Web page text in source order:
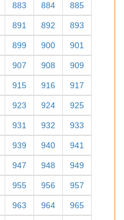
883 884 885
891 892 893
899 900 901
907 908 909
915 916 917
923 924 925
931 932 933
939 940 941
947 948 949
955 956 957
963 964 965